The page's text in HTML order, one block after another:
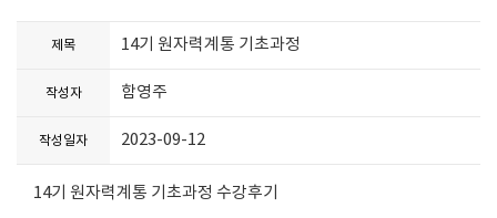
제목 14기 원자력계통 기초과정
작성자 함영주
작성일자 2023-09-12
14기 원자력계통 기초과정 수강후기